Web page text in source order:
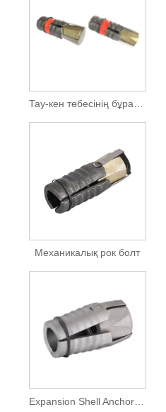
Механикалық рок болт
Expansion Shell Anchor Rock Bolt